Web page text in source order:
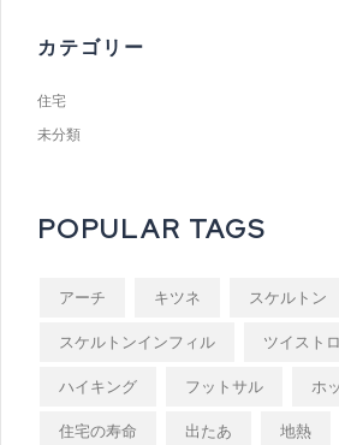
カテゴリー
住宅
未分類
POPULAR TAGS
アーチ キツネ スケルトン
スケルトンインフィル ツイスト
ハイキング フットサル ホ
住宅の寿命 出たあ 地熱